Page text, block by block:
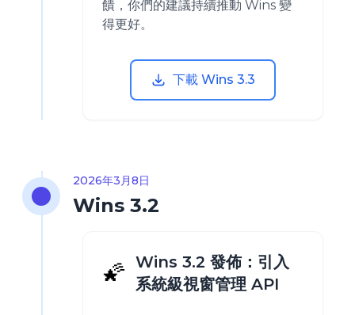
饋，你們的建議持續推動 Wins 變
得更好。
下載 Wins 3.3
2026年3月8日
Wins 3.2
🌠 Wins 3.2 發佈：引入
系統級視窗管理 API